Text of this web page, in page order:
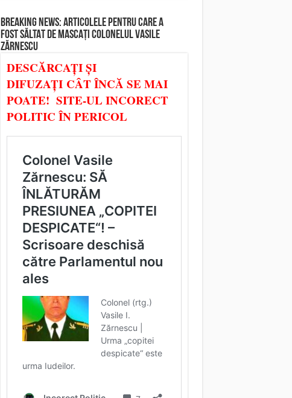
BREAKING NEWS: ARTICOLELE PENTRU CARE A
FOST SĂLTAT DE MASCAȚI COLONELUL VASILE
ZĂRNESCU
DESCĂRCAȚI ȘI
DIFUZAȚI CÂT ÎNCĂ SE MAI
POATE! SITE-UL INCORECT
POLITIC ÎN PERICOL